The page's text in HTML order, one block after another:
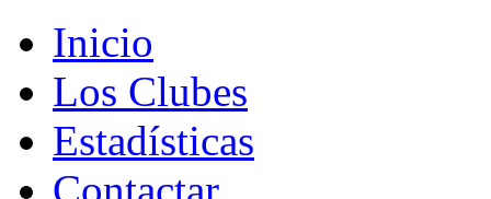
Inicio
Los Clubes
Estadísticas